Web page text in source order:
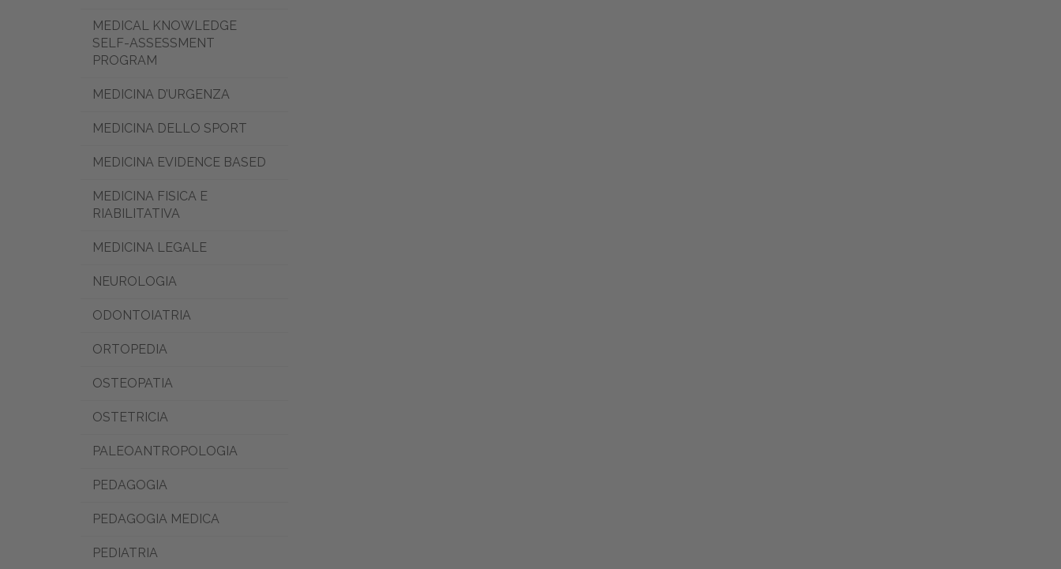
MEDICAL KNOWLEDGE
SELF-ASSESSMENT
PROGRAM
MEDICINA D’URGENZA
MEDICINA DELLO SPORT
MEDICINA EVIDENCE BASED
MEDICINA FISICA E
RIABILITATIVA
MEDICINA LEGALE
NEUROLOGIA
ODONTOIATRIA
ORTOPEDIA
OSTEOPATIA
OSTETRICIA
PALEOANTROPOLOGIA
PEDAGOGIA
PEDAGOGIA MEDICA
PEDIATRIA